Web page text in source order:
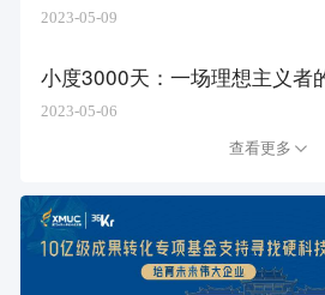
2023-05-09
小度3000天：一场理想主义者
2023-05-06
查看更多